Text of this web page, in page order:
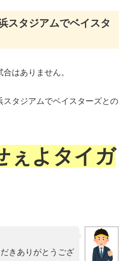
スタジアムでベイスタ
はありません。
スタジアムでベイスターズとの
ぇよタイガ
きありがとうござ